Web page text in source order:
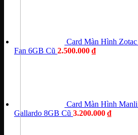
Card Màn Hình
Fan 6GB Cũ 2.500.000 ₫
Card Màn Hình
Gallardo 8GB Cũ 3.200.000 ₫